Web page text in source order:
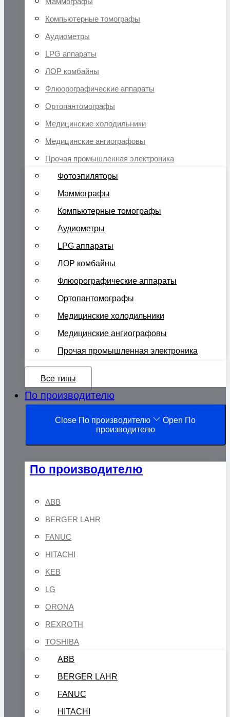
Компьютерные томографы
Аудиометры
LPG аппараты
ЛОР комбайны
Флюорографические аппараты
Ортопантомографы
Медицинские холодильники
Медицинские ангиографовы
Прочая промышленная электроника
Фотоэпиляторы
Маммографы
Компьютерные томографы
Аудиометры
LPG аппараты
ЛОР комбайны
Флюорографические аппараты
Ортопантомографы
Медицинские холодильники
Медицинские ангиографовы
Прочая промышленная электроника
Все типы
По производителю
Close По производителю
Open По
производителю
По производителю
ABB
BERGER LAHR
FANUC
HITACHI
KEB
LG
ORONA
REXROTH
TOSHIBA
ABB
BERGER LAHR
FANUC
HITACHI